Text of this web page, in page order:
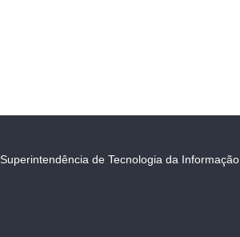
Superintendência de Tecnologia da Informação